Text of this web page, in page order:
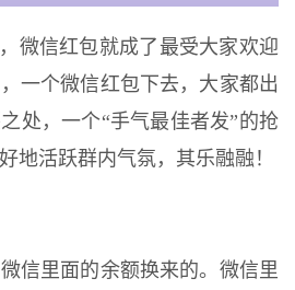
微信红包就成了最受大家欢迎
一个微信红包下去，大家都出
处，一个“手气最佳者发”的抢
地活跃群内气氛，其乐融融！
里面的余额换来的。微信里